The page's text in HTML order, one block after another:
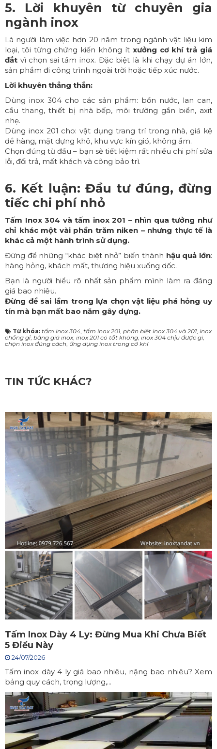
5. Lời khuyên từ chuyên gia
ngành inox
Là người làm việc hơn 20 năm trong ngành vật liệu kim
loại, tôi từng chứng kiến không ít xưởng cơ khí trả giá
đắt vì chọn sai tấm inox. Đặc biệt là khi chạy dự án lớn,
sản phẩm đi công trình ngoài trời hoặc tiếp xúc nước.
Lời khuyên thẳng thắn:
Dùng inox 304 cho các sản phẩm: bồn nước, lan can,
cầu thang, thiết bị nhà bếp, môi trường gần biển, axit
nhẹ.
Dùng inox 201 cho: vật dụng trang trí trong nhà, giá kệ
để hàng, mặt dựng khô, khu vực kín gió, không ẩm.
Chọn đúng từ đầu – bạn sẽ tiết kiệm rất nhiều chi phí sửa
lỗi, đổi trả, mất khách và công bảo trì.
6. Kết luận: Đầu tư đúng, đừng
tiếc chi phí nhỏ
Tấm Inox 304 và tấm inox 201 – nhìn qua tưởng như
chỉ khác một vài phần trăm niken – nhưng thực tế là
khác cả một hành trình sử dụng.
Đừng để những “khác biệt nhỏ” biến thành hậu quả lớn:
hàng hỏng, khách mất, thương hiệu xuống dốc.
Bạn là người hiểu rõ nhất sản phẩm mình làm ra đáng
giá bao nhiêu.
Đừng để sai lầm trong lựa chọn vật liệu phá hỏng uy
tín mà bạn mất bao năm gây dựng.
Từ khóa: tấm inox 304, tấm inox 201, phân biệt inox 304 và 201, inox
chống gỉ, bảng giá inox, inox 201 có tốt không, inox 304 chịu được gì,
chọn inox đúng cách, ứng dụng inox trong cơ khí
TIN TỨC KHÁC?
Tấm Inox Dày 4 Ly: Đừng Mua Khi Chưa Biết
5 Điều Này
24/07/2026
Tấm inox dày 4 ly giá bao nhiêu, nặng bao nhiêu? Xem
bảng quy cách, trọng lượng,...